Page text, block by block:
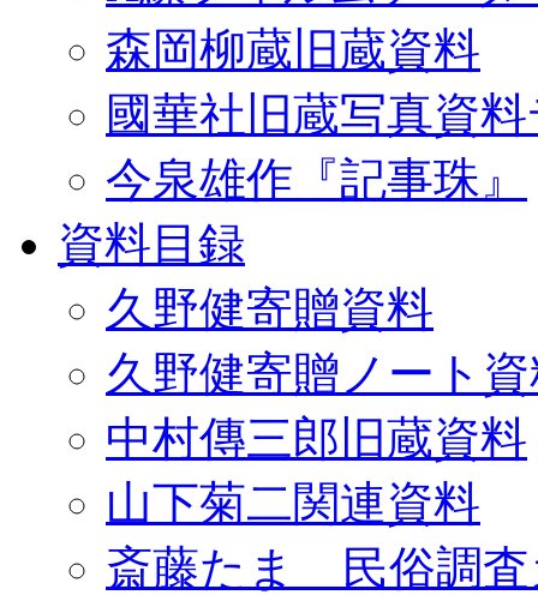
森岡柳蔵旧蔵資料
國華社旧蔵写真資
今泉雄作『記事珠』
資料目録
久野健寄贈資料
久野健寄贈ノート
中村傳三郎旧蔵資料
山下菊二関連資料
斎藤たま 民俗調査